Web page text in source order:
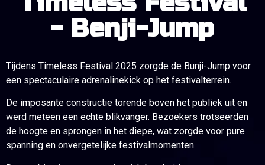
- Benji-Jump
Tijdens Timeless Festival 2025 zorgde de Bunji-Jump voor
een spectaculaire adrenalinekick op het festivalterrein.
De imposante constructie torende boven het publiek uit en
werd meteen een echte blikvanger. Bezoekers trotseerden
de hoogte en sprongen in het diepe, wat zorgde voor pure
spanning en onvergetelijke festivalmomenten.